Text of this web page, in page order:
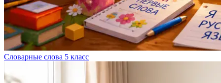
Словарные слова 5 класс